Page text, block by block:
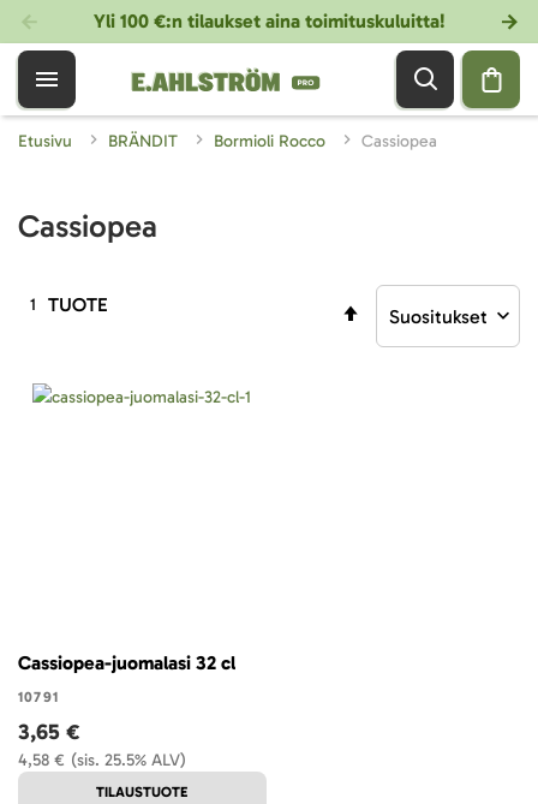
Yli 100 €:n tilaukset aina toimituskuluitta!
Etusivu BRÄNDIT Bormioli Rocco Cassiopea
Cassiopea
1 TUOTE
Aseta
Cassiopea-juomalasi 32 cl
10791
(sis. 25.5% ALV)
4,58 €
3,65 €
TILAUSTUOTE